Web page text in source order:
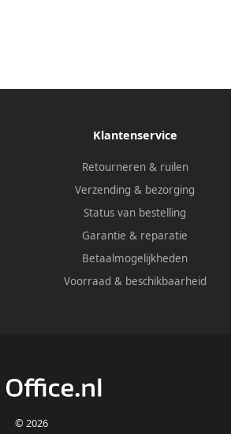
Klantenservice
Retourneren & ruilen
Verzending & bezorging
Status van bestelling
Garantie & reparatie
Betaalmogelijkheden
Voorraad & beschikbaarheid
© 2026